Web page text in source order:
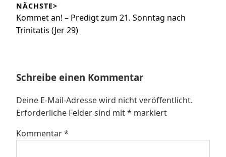
NÄCHSTE>
Nächster
Beitrag:
Kommet an! – Predigt zum 21. Sonntag nach
Trinitatis (Jer 29)
Schreibe einen Kommentar
Deine E-Mail-Adresse wird nicht veröffentlicht.
Erforderliche Felder sind mit* markiert
Kommentar*